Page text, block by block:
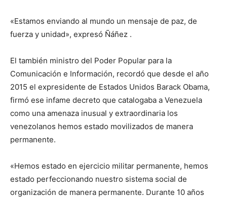
«Estamos enviando al mundo un mensaje de paz, de
fuerza y unidad», expresó Ñáñez .
El también ministro del Poder Popular para la
Comunicación e Información, recordó que desde el año
2015 el expresidente de Estados Unidos Barack Obama,
firmó ese infame decreto que catalogaba a Venezuela
como una amenaza inusual y extraordinaria los
venezolanos hemos estado movilizados de manera
permanente.
«Hemos estado en ejercicio militar permanente, hemos
estado perfeccionando nuestro sistema social de
organización de manera permanente. Durante 10 años